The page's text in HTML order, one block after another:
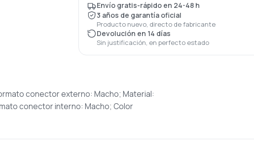
Envío gratis-rápido en 24-48 h
3 años de garantía oficial
Producto nuevo, directo de fabricante
Devolución en 14 días
Sin justificación, en perfecto estado
conector externo: Macho; Material:
conector interno: Macho; Color